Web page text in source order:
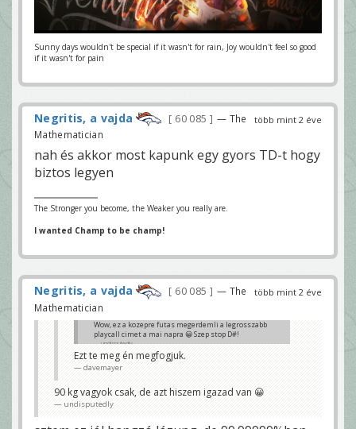
Sunny days wouldn't be special if it wasn't for rain, Joy wouldn't feel so good
if it wasn't for pain
több mint 2 éve
Negritis, a vajda 60 085
— The
Mathematician
nah és akkor most kapunk egy gyors TD-t hogy
biztos legyen
The Stronger you become, the Weaker you really are.
I wanted Champ to be champ!
több mint 2 éve
Negritis, a vajda 60 085
— The
Mathematician
Wow, ez a kozepre futas megerdemli a legrosszabb
playcall cimet a mai napra 😀 Szep stop D#!
undisputedly
Ezt te meg én megfogjuk.
davemayer
90 kg vagyok csak, de azt hiszem igazad van 😀
undisputedly